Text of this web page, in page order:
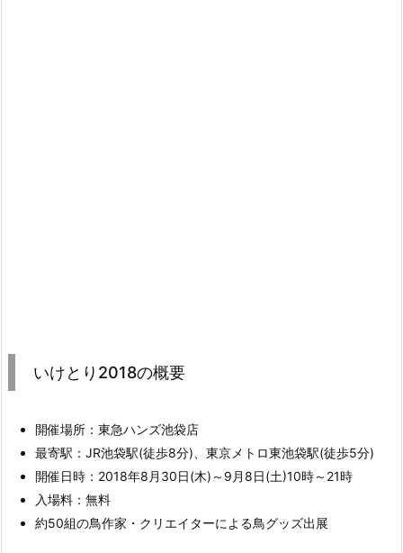
いけとり2018の概要
開催場所：東急ハンズ池袋店
最寄駅：JR池袋駅(徒歩8分)、東京メトロ東池袋駅(徒歩5分)
開催日時：2018年8月30日(木)～9月8日(土)10時～21時
入場料：無料
約50組の鳥作家・クリエイターによる鳥グッズ出展